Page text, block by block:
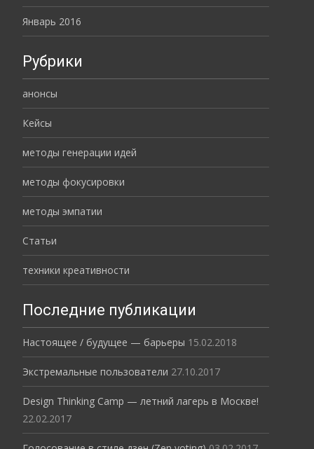
Январь 2016
Рубрики
анонсы
Кейсы
методы генерации идей
методы фокусировки
методы эмпатии
Статьи
техники креативности
Последние публикации
Настоящее / будущее — барьеры 15.02.2018
Экстремальные пользователи 27.10.2017
Design Thinking Camp — летний лагерь в Москве!
22.02.2017